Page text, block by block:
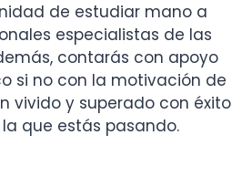
de estudiar mano a
especialistas de las
contarás con apoyo
si no con la motivación de
vivido y superado con éxito
que estás pasando.